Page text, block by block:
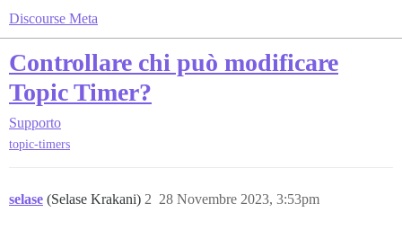
Discourse Meta
Controllare chi può modificare
Topic Timer?
Supporto
topic-timers
selase (Selase Krakani) 28 Novembre 2023, 3:53pm
2